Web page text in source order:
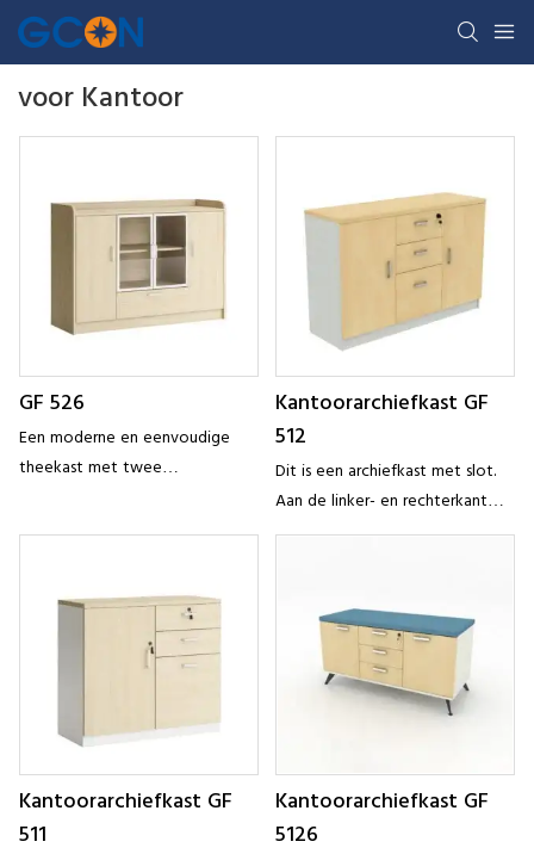
voor Kantoor
GF 526
Een moderne en eenvoudige
theekast met twee
zachte curve, opent het totale
Kantoorarchiefkast GF
512
Dit is een archiefkast met slot.
Aan de linker- en rechterkant
bevinden zich twee grote
Kantoorarchiefkast GF
511
Kantoorarchiefkast GF
5126